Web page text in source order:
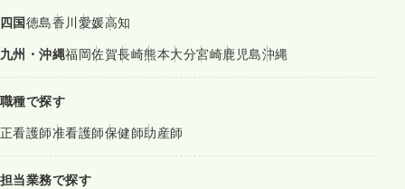
四国徳島香川愛媛高知
九州・沖縄福岡佐賀長崎熊本大分宮崎鹿児島沖縄
職種で探す
正看護師准看護師保健師助産師
担当業務で探す